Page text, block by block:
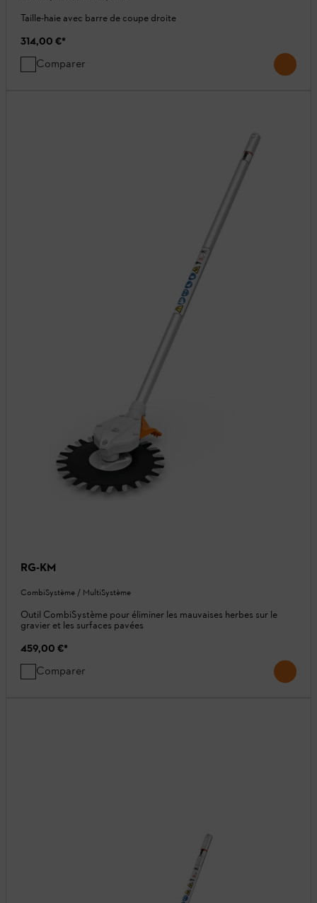
Taille-haie avec barre de coupe droite
314,00 €*
Comparer
RG-KM
CombiSystème / MultiSystème
Outil CombiSystème pour éliminer les mauvaises herbes sur le
gravier et les surfaces pavées
459,00 €*
Comparer